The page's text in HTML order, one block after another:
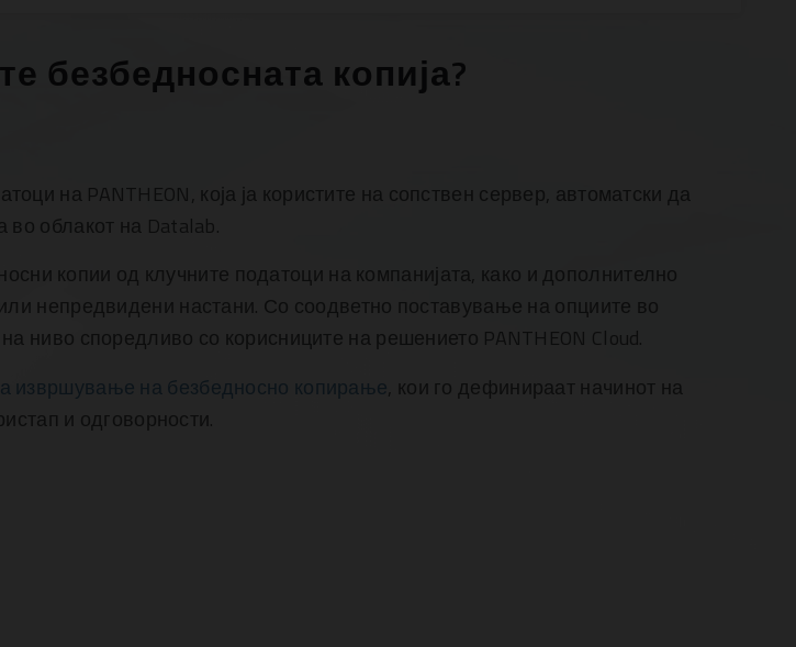
безбедносната копија?
на PANTHEON, која ја користите на сопствен сервер, автоматски да
во облакот на Datalab.
копии од клучните податоци на компанијата, како и дополнително
непредвидени настани. Со соодветно поставување на опциите во
ниво споредливо со корисниците на решението PANTHEON Cloud.
извршување на безбедносно копирање, кои го дефинираат начинот на
и одговорности.